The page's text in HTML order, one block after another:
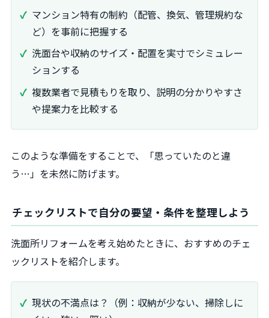
マンション特有の制約（配管、換気、管理規約な
ど）を事前に把握する
洗面台や収納のサイズ・配置を実寸でシミュレー
ションする
複数業者で見積もりを取り、説明の分かりやすさ
や提案力を比較する
このような準備をすることで、「思っていたのと違
う…」を未然に防げます。
チェックリストで自分の要望・条件を整理しよう
洗面所リフォームを考え始めたときに、おすすめのチェ
ックリストを紹介します。
現状の不満点は？（例：収納が少ない、掃除しに